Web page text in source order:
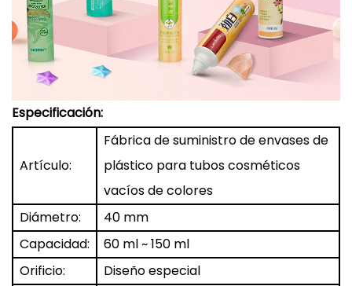
Especificación:
Artículo:
Fábrica de suministro de envases de
plástico para tubos cosméticos
vacíos de colores
Diámetro:
40 mm
Capacidad:
60 ml ~ 150 ml
Orificio:
Diseño especial